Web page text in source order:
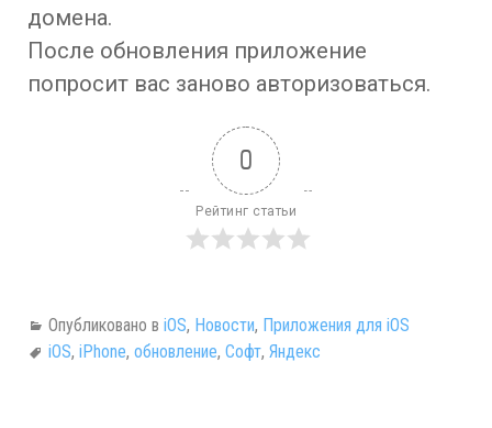
домена.
После обновления приложение
попросит вас заново авторизоваться.
0
Рейтинг статьи
Опубликовано в iOS, Новости, Приложения для iOS
iOS, iPhone, обновление, Софт, Яндекс